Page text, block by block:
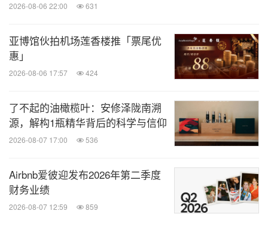
2026-08-06 22:00 631
亚博馆伙拍机场莲香楼推「票尾优
惠」
2026-08-06 17:57 424
了不起的油橄榄叶：安修泽陇南溯
源，解构1瓶精华背后的科学与信仰
2026-08-07 17:00 536
Airbnb爱彼迎发布2026年第二季度
财务业绩
2026-08-07 12:59 859